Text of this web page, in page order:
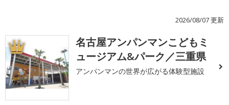
2026/08/07 更新
1
名古屋アンパンマンこどもミ
ュージアム&パーク／三重県
アンパンマンの世界が広がる体験型施設